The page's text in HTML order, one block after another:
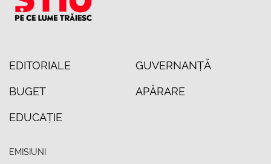
EDITORIALE GUVERNANȚĂ
BUGET APĂRARE
EDUCAȚIE
EMISIUNI